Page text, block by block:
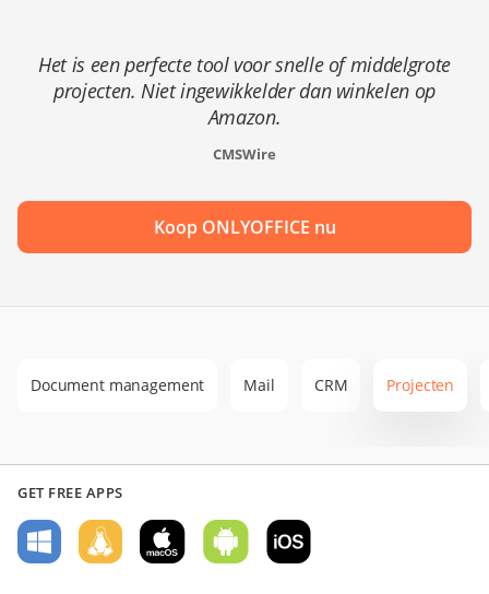
Het is een perfecte tool voor snelle of middelgrote
projecten. Niet ingewikkelder dan winkelen op
Amazon.
CMSWire
Koop ONLYOFFICE nu
Document management Mail CRM Projecten
GET FREE APPS